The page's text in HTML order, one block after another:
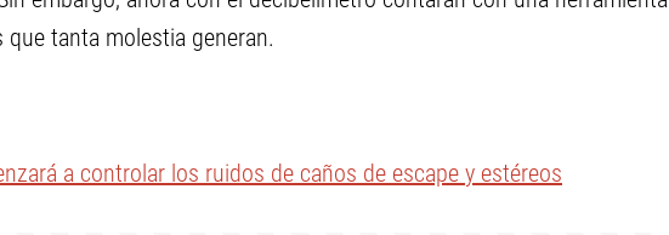
tanta molestia generan.
a controlar los ruidos de caños de escape y estéreos